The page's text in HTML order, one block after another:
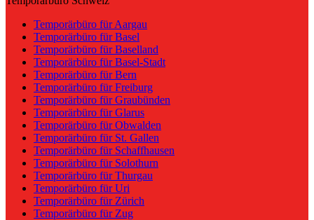
Temporärbüro für Aargau
Temporärbüro für Basel
Temporärbüro für Baselland
Temporärbüro für Basel-Stadt
Temporärbüro für Bern
Temporärbüro für Freiburg
Temporärbüro für Graubünden
Temporärbüro für Glarus
Temporärbüro für Obwalden
Temporärbüro für St. Gallen
Temporärbüro für Schaffhausen
Temporärbüro für Solothurn
Temporärbüro für Thurgau
Temporärbüro für Uri
Temporärbüro für Zürich
Temporärbüro für Zug